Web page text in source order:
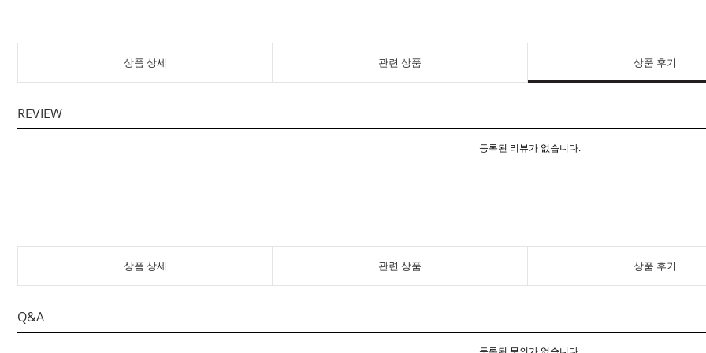
상품 상세 관련 상품 상품 후기
REVIEW
등록된 리뷰가 없습니다.
상품 상세 관련 상품 상품 후기
Q&A